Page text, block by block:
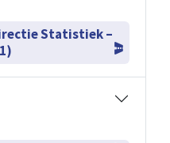
Statistiek –